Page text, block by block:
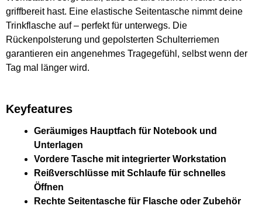
griffbereit hast. Eine elastische Seitentasche nimmt deine
Trinkflasche auf – perfekt für unterwegs. Die
Rückenpolsterung und gepolsterten Schulterriemen
garantieren ein angenehmes Tragegefühl, selbst wenn der
Tag mal länger wird.
Keyfeatures
Geräumiges Hauptfach für Notebook und
Unterlagen
Vordere Tasche mit integrierter Workstation
Reißverschlüsse mit Schlaufe für schnelles
Öffnen
Rechte Seitentasche für Flasche oder Zubehör